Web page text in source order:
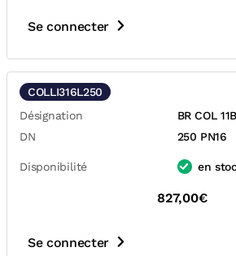
Se connecter
COLLI316L250
Désignation
BR COL
DN
250 PN16
Disponibilité en
827,00€
Se connecter